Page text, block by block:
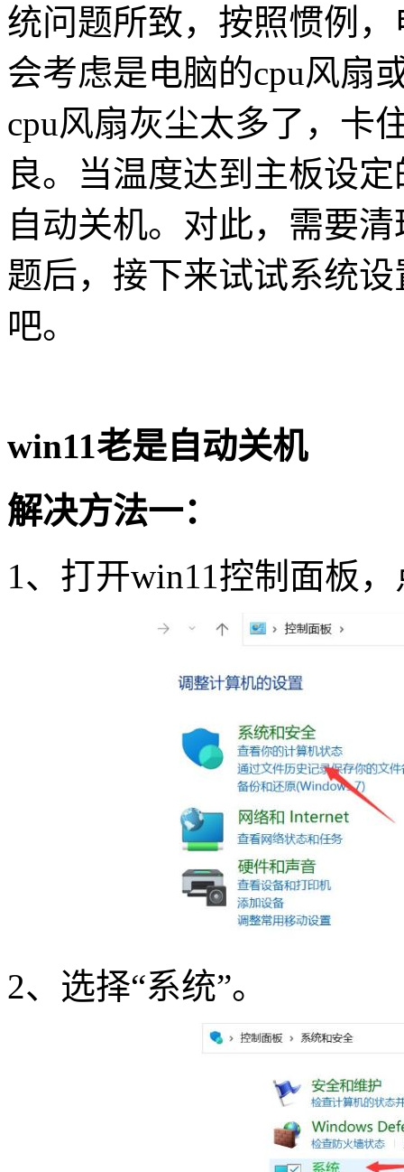
统问题所致，按照惯例
会考虑是电脑的cpu风扇
cpu风扇灰尘太多了，卡
良。当温度达到主板设
自动关机。对此，需要清
题后，接下来试试系统
吧。
win11老是自动关机
解决方法一：
1、打开win11控制面板，
2、选择“系统”。